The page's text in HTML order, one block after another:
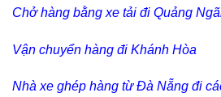
Chở hàng bằng xe tải đi Quảng
Vận chuyển hàng đi Khánh Hòa
Nhà xe ghép hàng từ Đà Nẵng đi